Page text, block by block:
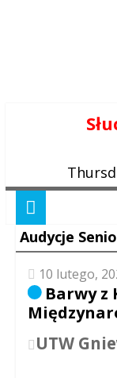
Audycje
10 lutego,
Barwy z
UTW